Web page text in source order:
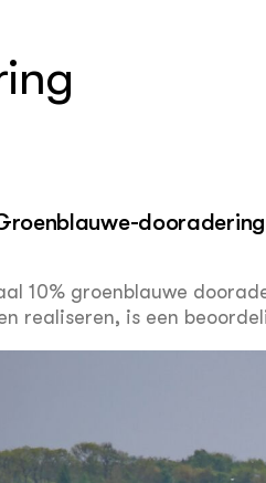
dooradering
10% groenblauwe
realiseren, is een
van het Deltaplan
is om met de GBDA
klimaat, water-
sturend,
zullen verschillende